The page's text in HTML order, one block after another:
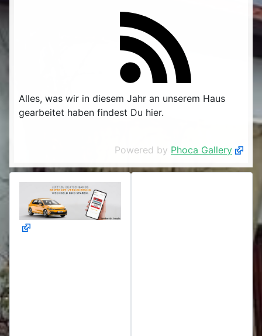
Alles, was wir in diesem Jahr an unserem Haus
gearbeitet haben findest Du hier.
Powered by Phoca Gallery